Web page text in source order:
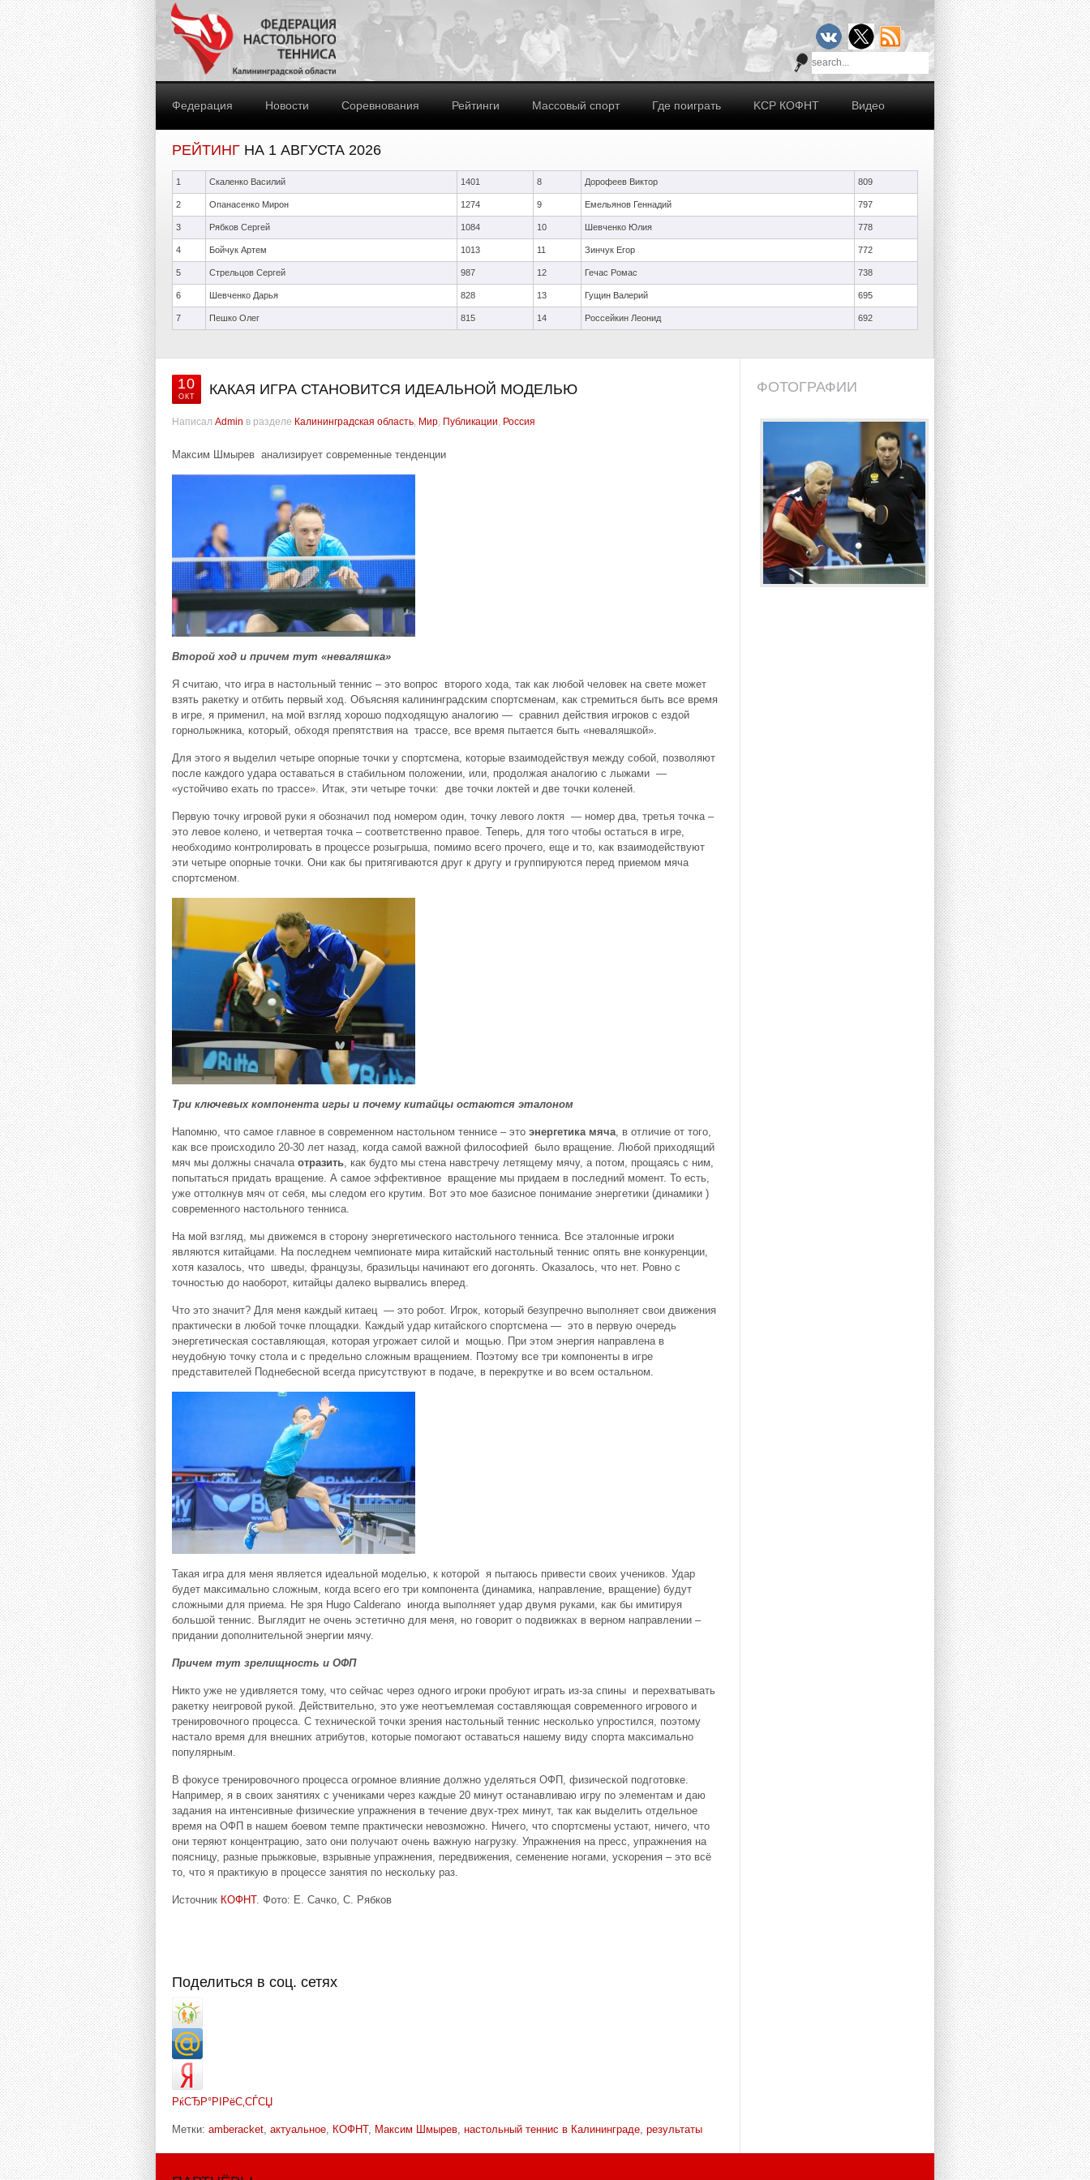
Федерация Новости Соревнования Рейтинги Массовый спорт Где поиграть KCР КОФНТ Видео
РЕЙТИНГ НА 1 АВГУСТА 2026
1 Скаленко Василий 1401 8 Дорофеев Виктор 809
2 Опанасенко Мирон 1274 9 Емельянов Геннадий 797
3 Рябков Сергей 1084 10 Шевченко Юлия 778
4 Бойчук Артем 1013 11 Зинчук Егор 772
5 Стрельцов Сергей 987 12 Гечас Ромас 738
6 Шевченко Дарья 828 13 Гущин Валерий 695
7 Пешко Олег 815 14 Россейкин Леонид 692
10
ОКТ КАКАЯ ИГРА СТАНОВИТСЯ ИДЕАЛЬНОЙ МОДЕЛЬЮ
Написал Admin в разделе Калининградская область, Мир, Публикации, Россия
Максим Шмырев анализирует современные тенденции
Второй ход и причем тут «неваляшка»
Я считаю, что игра в настольный теннис – это вопрос второго хода, так как любой человек на свете может
взять ракетку и отбить первый ход. Объясняя калининградским спортсменам, как стремиться быть все время
в игре, я применил, на мой взгляд хорошо подходящую аналогию — сравнил действия игроков с ездой
горнолыжника, который, обходя препятствия на трассе, все время пытается быть «неваляшкой».
Для этого я выделил четыре опорные точки у спортсмена, которые взаимодействуя между собой, позволяют
после каждого удара оставаться в стабильном положении, или, продолжая аналогию с лыжами —
«устойчиво ехать по трассе». Итак, эти четыре точки: две точки локтей и две точки коленей.
Первую точку игровой руки я обозначил под номером один, точку левого локтя — номер два, третья точка –
это левое колено, и четвертая точка – соответственно правое. Теперь, для того чтобы остаться в игре,
необходимо контролировать в процессе розыгрыша, помимо всего прочего, еще и то, как взаимодействуют
эти четыре опорные точки. Они как бы притягиваются друг к другу и группируются перед приемом мяча
спортсменом.
Три ключевых компонента игры и почему китайцы остаются эталоном
Напомню, что самое главное в современном настольном теннисе – это энергетика мяча, в отличие от того,
как все происходило 20-30 лет назад, когда самой важной философией было вращение. Любой приходящий
мяч мы должны сначала отразить, как будто мы стена навстречу летящему мячу, а потом, прощаясь с ним,
попытаться придать вращение. А самое эффективное вращение мы придаем в последний момент. То есть,
уже оттолкнув мяч от себя, мы следом его крутим. Вот это мое базисное понимание энергетики (динамики )
современного настольного тенниса.
На мой взгляд, мы движемся в сторону энергетического настольного тенниса. Все эталонные игроки
являются китайцами. На последнем чемпионате мира китайский настольный теннис опять вне конкуренции,
хотя казалось, что шведы, французы, бразильцы начинают его догонять. Оказалось, что нет. Ровно с
точностью до наоборот, китайцы далеко вырвались вперед.
Что это значит? Для меня каждый китаец — это робот. Игрок, который безупречно выполняет свои движения
практически в любой точке площадки. Каждый удар китайского спортсмена — это в первую очередь
энергетическая составляющая, которая угрожает силой и мощью. При этом энергия направлена в
неудобную точку стола и с предельно сложным вращением. Поэтому все три компоненты в игре
представителей Поднебесной всегда присутствуют в подаче, в перекрутке и во всем остальном.
Такая игра для меня является идеальной моделью, к которой я пытаюсь привести своих учеников. Удар
будет максимально сложным, когда всего его три компонента (динамика, направление, вращение) будут
сложными для приема. Не зря Hugo Calderano иногда выполняет удар двумя руками, как бы имитируя
большой теннис. Выглядит не очень эстетично для меня, но говорит о подвижках в верном направлении –
придании дополнительной энергии мячу.
Причем тут зрелищность и ОФП
Никто уже не удивляется тому, что сейчас через одного игроки пробуют играть из-за спины и перехватывать
ракетку неигровой рукой. Действительно, это уже неотъемлемая составляющая современного игрового и
тренировочного процесса. С технической точки зрения настольный теннис несколько упростился, поэтому
настало время для внешних атрибутов, которые помогают оставаться нашему виду спорта максимально
популярным.
В фокусе тренировочного процесса огромное влияние должно уделяться ОФП, физической подготовке.
Например, я в своих занятиях с учениками через каждые 20 минут останавливаю игру по элементам и даю
задания на интенсивные физические упражнения в течение двух-трех минут, так как выделить отдельное
время на ОФП в нашем боевом темпе практически невозможно. Ничего, что спортсмены устают, ничего, что
они теряют концентрацию, зато они получают очень важную нагрузку. Упражнения на пресс, упражнения на
поясницу, разные прыжковые, взрывные упражнения, передвижения, семенение ногами, ускорения – это всё
то, что я практикую в процессе занятия по нескольку раз.
Источник КОФНТ. Фото: Е. Сачко, С. Рябков
Поделиться в соц. сетях
РќСЂР°РІРёС‚СЃСЏ
Метки: amberacket, актуальное, КОФНТ, Максим Шмырев, настольный теннис в Калининграде, результаты
ФОТОГРАФИИ